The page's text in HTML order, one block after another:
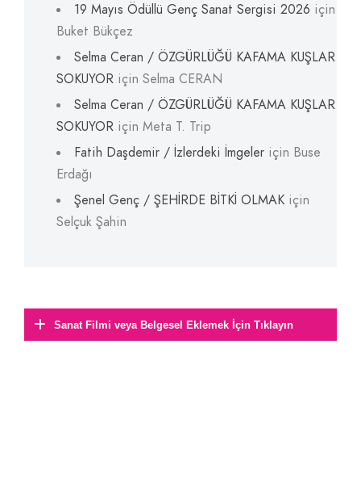
19 Mayıs Ödüllü Genç Sanat Sergisi 2026 için
Buket Bükçez
Selma Ceran / ÖZGÜRLÜĞÜ KAFAMA KUŞLAR
SOKUYOR için Selma CERAN
Selma Ceran / ÖZGÜRLÜĞÜ KAFAMA KUŞLAR
SOKUYOR için Meta T. Trip
Fatih Daşdemir / İzlerdeki İmgeler için Buse
Erdağı
Şenel Genç / ŞEHİRDE BİTKİ OLMAK için
Selçuk Şahin
Sanat Filmi veya Belgesel Eklemek İçin Tıklayın